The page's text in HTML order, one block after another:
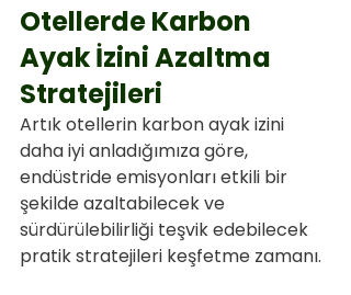
Otellerde Karbon
Ayak İzini Azaltma
Stratejileri
Artık otellerin karbon ayak izini
daha iyi anladığımıza göre,
endüstride emisyonları etkili bir
şekilde azaltabilecek ve
sürdürülebilirliği teşvik edebilecek
pratik stratejileri keşfetme zamanı.